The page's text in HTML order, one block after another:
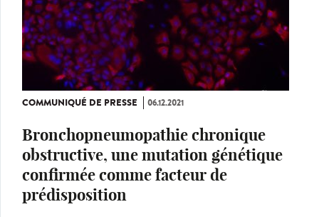
COMMUNIQUÉ DE PRESSE 06.12.2021
Bronchopneumopathie chronique
obstructive, une mutation génétique
confirmée comme facteur de
prédisposition